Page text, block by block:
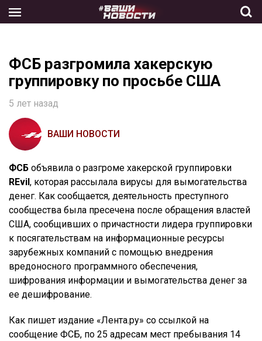
the
ФСБ разгромила хакерскую
группировку по просьбе США
5 лет назад
ВАШИ НОВОСТИ
ФСБ объявила о разгроме хакерской группировки
REvil, которая рассылала вирусы для вымогательства
денег. Как сообщается, деятельность преступного
сообщества была пресечена после обращения властей
США, сообщивших о причастности лидера группировки
к посягательствам на информационные ресурсы
зарубежных компаний с помощью внедрения
вредоносного программного обеспечения,
шифрования информации и вымогательства денег за
ее дешифрование.
Как пишет издание «Лента.ру» со ссылкой на
сообщение ФСБ, по 25 адресам мест пребывания 14